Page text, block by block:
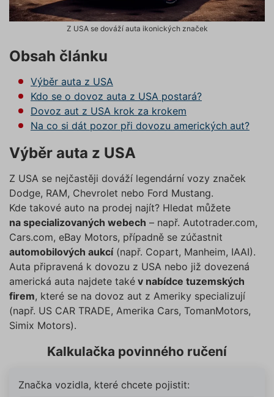
Z USA se dováží auta ikonických značek
Obsah článku
Výběr auta z USA
Kdo se o dovoz auta z USA postará?
Dovoz aut z USA krok za krokem
Na co si dát pozor při dovozu amerických aut?
Výběr auta z USA
Z USA se nejčastěji dováží legendární vozy značek
Dodge, RAM, Chevrolet nebo Ford Mustang.
Kde takové auto na prodej najít? Hledat můžete
na specializovaných webech – např. Autotrader.com,
Cars.com, eBay Motors, případně se zúčastnit
automobilových aukcí(např. Copart, Manheim, IAAI).
Auta připravená k dovozu z USA nebo již dovezená
americká auta najdete také v nabídce tuzemských
firem, které se na dovoz aut z Ameriky specializují
(např. US CAR TRADE, Amerika Cars, TomanMotors,
Simix Motors).
Kalkulačka povinného ručení
Značka vozidla, které chcete pojistit: